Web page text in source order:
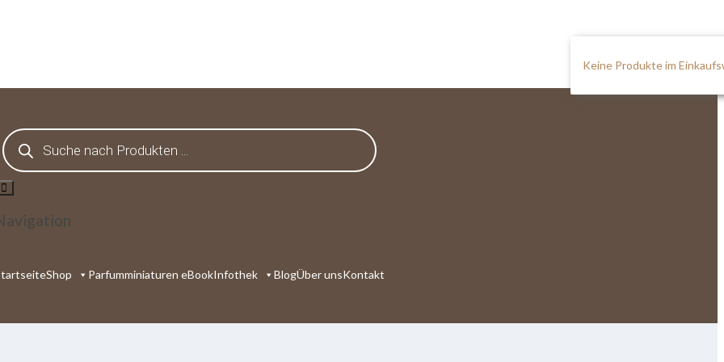
Keine Produkte im
Shop Parfumminiaturen eBookInfothek BlogÜber unsKontakt
Products
search